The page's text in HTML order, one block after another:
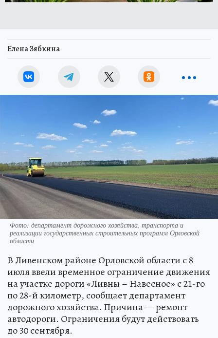
Елена Зябкина
Фото: департамент дорожного хозяйства, транспорта и
реализации государственных строительных программ Орловской
области
В Ливенском районе Орловской области с 8
июля ввели временное ограничение движения
на участке дороги «Ливны – Навесное» с 21-го
по 28-й километр, сообщает департамент
дорожного хозяйства. Причина — ремонт
автодороги. Ограничения будут действовать
до 30 сентября.